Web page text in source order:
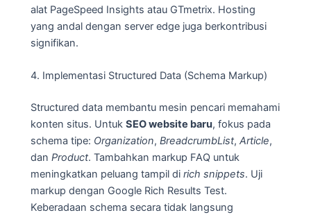
alat PageSpeed Insights atau GTmetrix. Hosting
yang andal dengan server edge juga berkontribusi
signifikan.
4. Implementasi Structured Data (Schema Markup)
Structured data membantu mesin pencari memahami
konten situs. Untuk SEO website baru, fokus pada
schema tipe: Organization, BreadcrumbList, Article,
dan Product. Tambahkan markup FAQ untuk
meningkatkan peluang tampil di rich snippets. Uji
markup dengan Google Rich Results Test.
Keberadaan schema secara tidak langsung